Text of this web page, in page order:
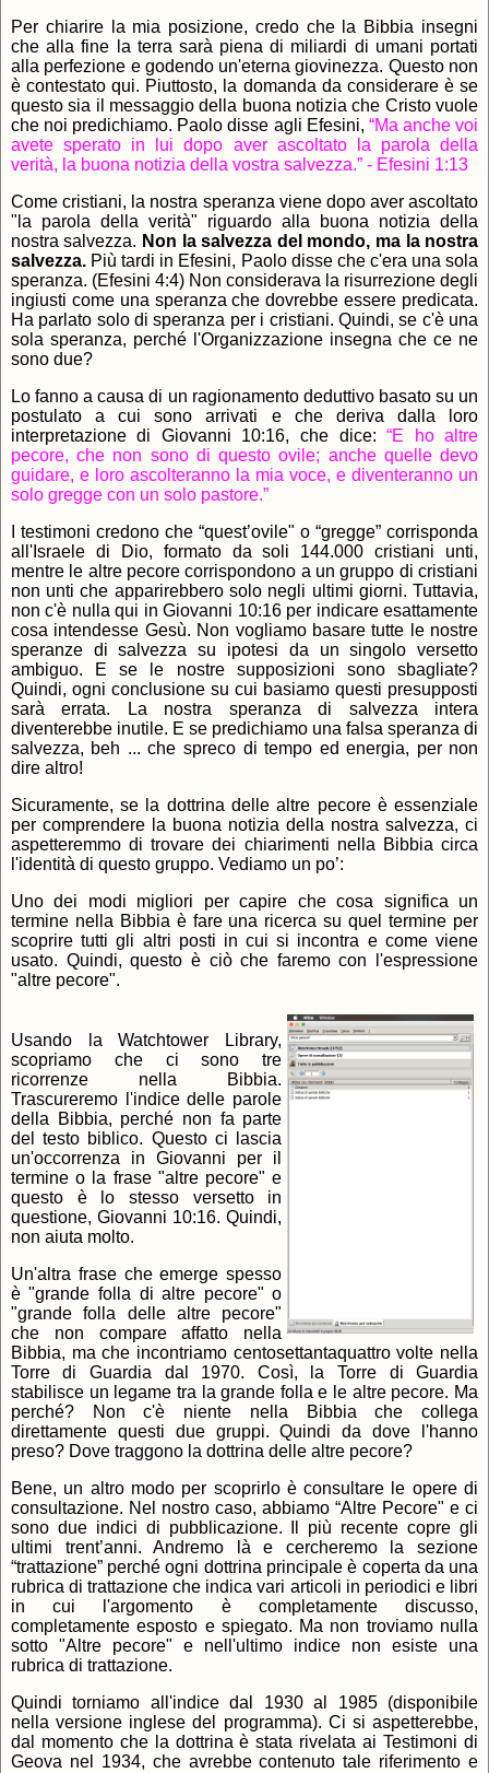
Per chiarire la mia posizione, credo che la Bibbia insegni
che alla fine la terra sarà piena di miliardi di umani portati
alla perfezione e godendo un'eterna giovinezza. Questo non
è contestato qui. Piuttosto, la domanda da considerare è se
questo sia il messaggio della buona notizia che Cristo vuole
che noi predichiamo. Paolo disse agli Efesini, “Ma anche voi
avete sperato in lui dopo aver ascoltato la parola della
verità, la buona notizia della vostra salvezza.” - Efesini 1:13
Come cristiani, la nostra speranza viene dopo aver ascoltato
"la parola della verità" riguardo alla buona notizia della
nostra salvezza. Non la salvezza del mondo, ma la nostra
salvezza.Più tardi in Efesini, Paolo disse che c'era una sola
speranza. (Efesini 4:4) Non considerava la risurrezione degli
ingiusti come una speranza che dovrebbe essere predicata.
Ha parlato solo di speranza per i cristiani. Quindi, se c'è una
sola speranza, perché l'Organizzazione insegna che ce ne
sono due?
Lo fanno a causa di un ragionamento deduttivo basato su un
postulato a cui sono arrivati e che deriva dalla loro
interpretazione di Giovanni 10:16, che dice:“E ho altre
pecore, che non sono di questo ovile; anche quelle devo
guidare, e loro ascolteranno la mia voce, e diventeranno un
solo gregge con un solo pastore.”
I testimoni credono che “quest’ovile" o “gregge” corrisponda
all'Israele di Dio, formato da soli 144.000 cristiani unti,
mentre le altre pecore corrispondono a un gruppo di cristiani
non unti che apparirebbero solo negli ultimi giorni. Tuttavia,
non c'è nulla qui in Giovanni 10:16 per indicare esattamente
cosa intendesse Gesù. Non vogliamo basare tutte le nostre
speranze di salvezza su ipotesi da un singolo versetto
ambiguo. E se le nostre supposizioni sono sbagliate?
Quindi, ogni conclusione su cui basiamo questi presupposti
sarà errata. La nostra speranza di salvezza intera
diventerebbe inutile. E se predichiamo una falsa speranza di
salvezza, beh ... che spreco di tempo ed energia, per non
dire altro!
Sicuramente, se la dottrina delle altre pecore è essenziale
per comprendere la buona notizia della nostra salvezza, ci
aspetteremmo di trovare dei chiarimenti nella Bibbia circa
l'identità di questo gruppo. Vediamo un po’:
Uno dei modi migliori per capire che cosa significa un
termine nella Bibbia è fare una ricerca su quel termine per
scoprire tutti gli altri posti in cui si incontra e come viene
usato. Quindi, questo è ciò che faremo con l'espressione
"altre pecore".
Usando la Watchtower Library,
scopriamo che ci sono tre
ricorrenze nella Bibbia.
Trascureremo l'indice delle parole
della Bibbia, perché non fa parte
del testo biblico. Questo ci lascia
un'occorrenza in Giovanni per il
termine o la frase "altre pecore" e
questo è lo stesso versetto in
questione, Giovanni 10:16. Quindi,
non aiuta molto.
Un'altra frase che emerge spesso
è "grande folla di altre pecore" o
"grande folla delle altre pecore"
che non compare affatto nella
Bibbia, ma che incontriamo centosettantaquattro volte nella
Torre di Guardia dal 1970. Così, la Torre di Guardia
stabilisce un legame tra la grande folla e le altre pecore. Ma
perché? Non c'è niente nella Bibbia che collega
direttamente questi due gruppi. Quindi da dove l'hanno
preso? Dove traggono la dottrina delle altre pecore?
Bene, un altro modo per scoprirlo è consultare le opere di
consultazione. Nel nostro caso, abbiamo “Altre Pecore" e ci
sono due indici di pubblicazione. Il più recente copre gli
ultimi trent’anni. Andremo là e cercheremo la sezione
“trattazione” perché ogni dottrina principale è coperta da una
rubrica di trattazione che indica vari articoli in periodici e libri
in cui l'argomento è completamente discusso,
completamente esposto e spiegato. Ma non troviamo nulla
sotto "Altre pecore" e nell'ultimo indice non esiste una
rubrica di trattazione.
Quindi torniamo all'indice dal 1930 al 1985 (disponibile
nella versione inglese del programma). Ci si aspetterebbe,
dal momento che la dottrina è stata rivelata ai Testimoni di
Geova nel 1934, che avrebbe contenuto tale riferimento e